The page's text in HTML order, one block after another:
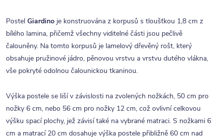
Postel Giardino je konstruována z korpusů s tloušťkou 1,8 cm z
bílého lamina, přičemž všechny viditelné části jsou pečlivě
čalouněny. Na tomto korpusů je lamelový dřevěný rošt, který
obsahuje pružinové jádro, pěnovou vrstvu a vrstvu dutého vlákna,
vše pokryté odolnou čalounickou tkaninou.
Výška postele se liší v závislosti na zvolených nožkách, 50 cm pro
nožky 6 cm, nebo 56 cm pro nožky 12 cm, což ovlivní celkovou
výšku spací plochy, jež závisí také na vybrané matraci. S nožkami 6
cm a matrací 20 cm dosahuje výška postele přibližně 60 cm nad